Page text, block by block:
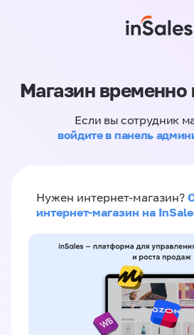
Магазин временно
Если вы сотрудник
войдите в панель
Нужен интернет-магазин?
интернет-магазин на